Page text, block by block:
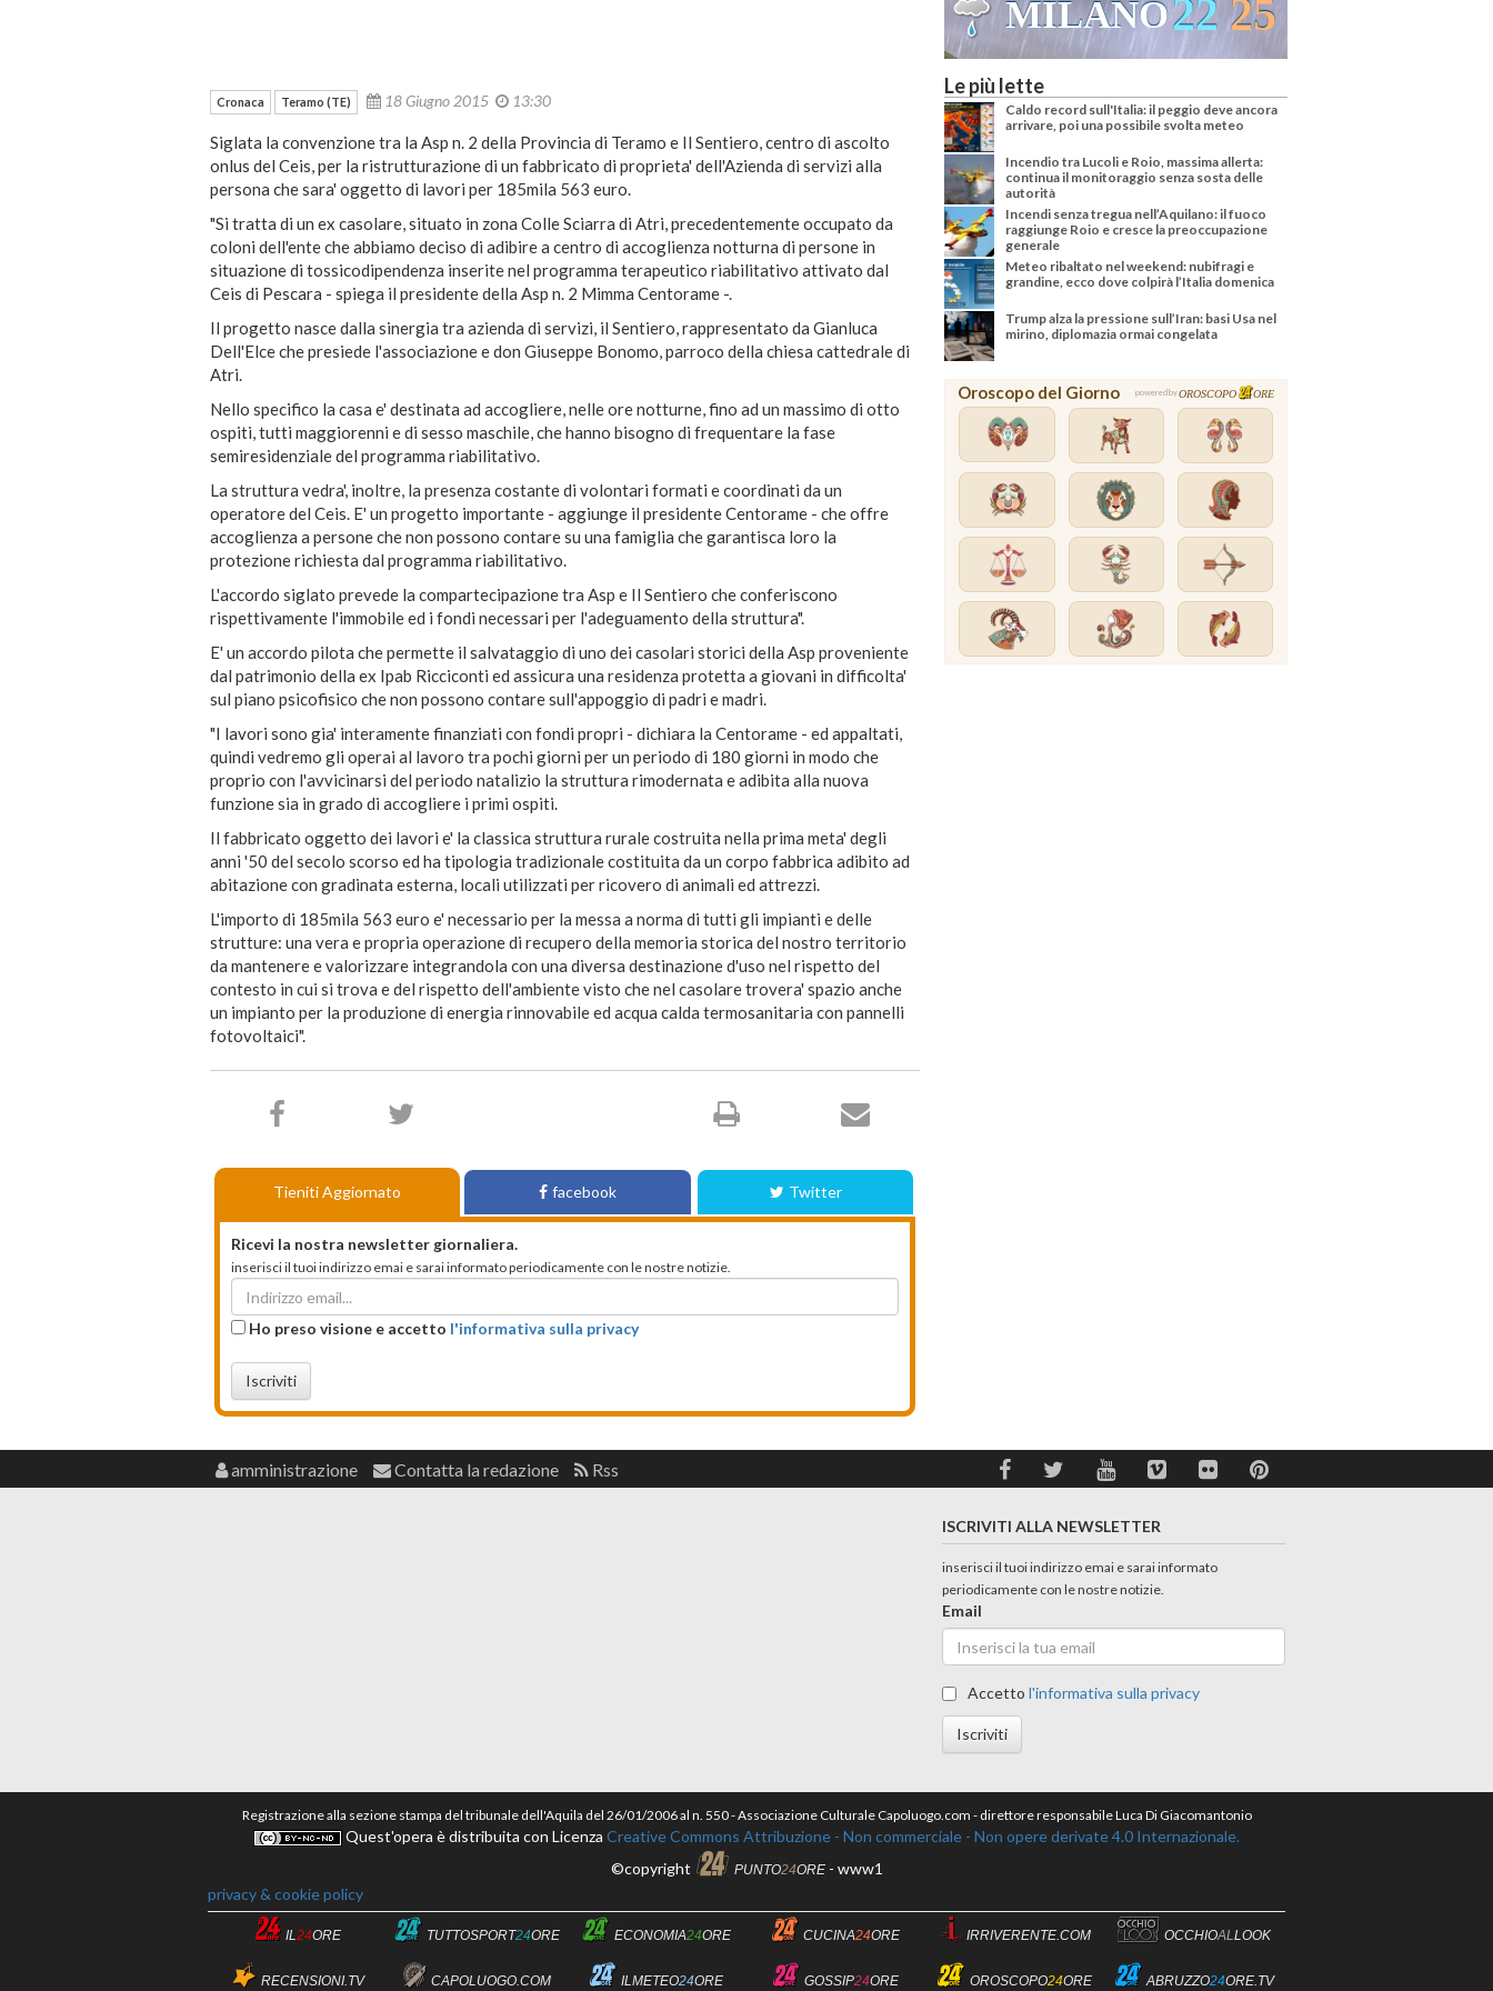
MILANO22 25
Cronaca Teramo (TE) 18 Giugno 2015 13:30
Siglata la convenzione tra la Asp n. 2 della Provincia di Teramo e Il Sentiero, centro di ascolto
onlus del Ceis, per la ristrutturazione di un fabbricato di proprieta' dell'Azienda di servizi alla
persona che sara' oggetto di lavori per 185mila 563 euro.
"Si tratta di un ex casolare, situato in zona Colle Sciarra di Atri, precedentemente occupato da
coloni dell'ente che abbiamo deciso di adibire a centro di accoglienza notturna di persone in
situazione di tossicodipendenza inserite nel programma terapeutico riabilitativo attivato dal
Ceis di Pescara - spiega il presidente della Asp n. 2 Mimma Centorame -.
Il progetto nasce dalla sinergia tra azienda di servizi, il Sentiero, rappresentato da Gianluca
Dell'Elce che presiede l'associazione e don Giuseppe Bonomo, parroco della chiesa cattedrale di
Atri.
Nello specifico la casa e' destinata ad accogliere, nelle ore notturne, fino ad un massimo di otto
ospiti, tutti maggiorenni e di sesso maschile, che hanno bisogno di frequentare la fase
semiresidenziale del programma riabilitativo.
La struttura vedra', inoltre, la presenza costante di volontari formati e coordinati da un
operatore del Ceis. E' un progetto importante - aggiunge il presidente Centorame - che offre
accoglienza a persone che non possono contare su una famiglia che garantisca loro la
protezione richiesta dal programma riabilitativo.
L'accordo siglato prevede la compartecipazione tra Asp e Il Sentiero che conferiscono
rispettivamente l'immobile ed i fondi necessari per l'adeguamento della struttura".
E' un accordo pilota che permette il salvataggio di uno dei casolari storici della Asp proveniente
dal patrimonio della ex Ipab Ricciconti ed assicura una residenza protetta a giovani in difficolta'
sul piano psicofisico che non possono contare sull'appoggio di padri e madri.
"I lavori sono gia' interamente finanziati con fondi propri - dichiara la Centorame - ed appaltati,
quindi vedremo gli operai al lavoro tra pochi giorni per un periodo di 180 giorni in modo che
proprio con l'avvicinarsi del periodo natalizio la struttura rimodernata e adibita alla nuova
funzione sia in grado di accogliere i primi ospiti.
Il fabbricato oggetto dei lavori e' la classica struttura rurale costruita nella prima meta' degli
anni '50 del secolo scorso ed ha tipologia tradizionale costituita da un corpo fabbrica adibito ad
abitazione con gradinata esterna, locali utilizzati per ricovero di animali ed attrezzi.
L'importo di 185mila 563 euro e' necessario per la messa a norma di tutti gli impianti e delle
strutture: una vera e propria operazione di recupero della memoria storica del nostro territorio
da mantenere e valorizzare integrandola con una diversa destinazione d'uso nel rispetto del
contesto in cui si trova e del rispetto dell'ambiente visto che nel casolare trovera' spazio anche
un impianto per la produzione di energia rinnovabile ed acqua calda termosanitaria con pannelli
fotovoltaici".
Tieniti Aggiornato facebook Twitter
Ricevi la nostra newsletter giornaliera.
inserisci il tuoi indirizzo emai e sarai informato periodicamente con le nostre notizie.
Ho preso visione e accetto l'informativa sulla privacy
Iscriviti
Le più lette
Caldo record sull'Italia: il peggio deve ancora
arrivare, poi una possibile svolta meteo
Incendio tra Lucoli e Roio, massima allerta:
continua il monitoraggio senza sosta delle
autorità
Incendi senza tregua nell’Aquilano: il fuoco
raggiunge Roio e cresce la preoccupazione
generale
Meteo ribaltato nel weekend: nubifragi e
grandine, ecco dove colpirà l’Italia domenica
Trump alza la pressione sull’Iran: basi Usa nel
mirino, diplomazia ormai congelata
Oroscopo del Giorno powered byOROSCOPO ORE
amministrazione Contatta la redazione Rss
ISCRIVITI ALLA NEWSLETTER
inserisci il tuoi indirizzo emai e sarai informato
periodicamente con le nostre notizie.
Email
Accettol'informativa sulla privacy
Iscriviti
Registrazione alla sezione stampa del tribunale dell'Aquila del 26/01/2006 al n. 550 - Associazione Culturale Capoluogo.com - direttore responsabile Luca Di Giacomantonio
Quest'opera è distribuita con Licenza Creative Commons Attribuzione - Non commerciale - Non opere derivate 4.0 Internazionale.
©copyright
PUNTO24ORE- www1
privacy & cookie policy
IL24ORE TUTTOSPORT24ORE ECONOMIA24ORE CUCINA24ORE IRRIVERENTE.COM OCCHIOALLOOK
RECENSIONI.TV CAPOLUOGO.COM ILMETEO24ORE GOSSIP24ORE OROSCOPO24ORE ABRUZZO24ORE.TV